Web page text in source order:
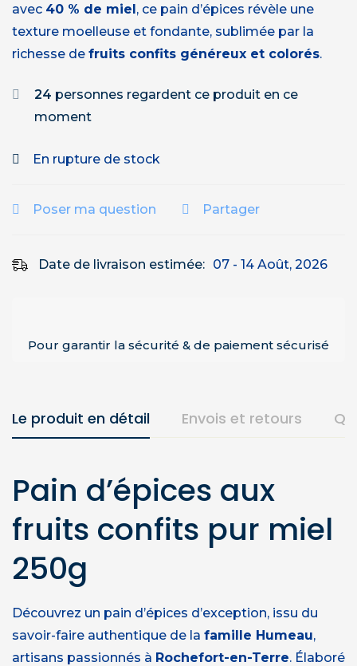
avec 40 % de miel, ce pain d’épices révèle une
texture moelleuse et fondante, sublimée par la
richesse de fruits confits généreux et colorés.
24 personnes regardent ce produit en ce
moment
En rupture de stock
Poser ma question Partager
Date de livraison estimée: 07 - 14 Août, 2026
Pour garantir la sécurité & de paiement sécurisé
Le produit en détail Envois et retours
Pain d’épices aux
fruits confits pur miel
250g
Découvrez un pain d’épices d’exception, issu du
savoir-faire authentique de la famille Humeau,
artisans passionnés à Rochefort-en-Terre. Élaboré